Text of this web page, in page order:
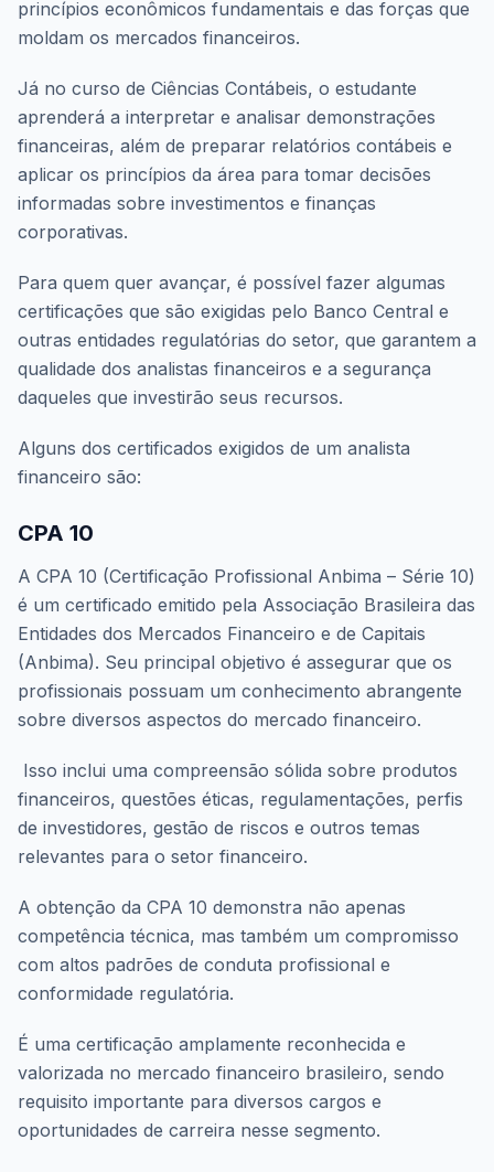
princípios econômicos fundamentais e das forças que
moldam os mercados financeiros.
Já no curso de Ciências Contábeis, o estudante
aprenderá a interpretar e analisar demonstrações
financeiras, além de preparar relatórios contábeis e
aplicar os princípios da área para tomar decisões
informadas sobre investimentos e finanças
corporativas.
Para quem quer avançar, é possível fazer algumas
certificações que são exigidas pelo Banco Central e
outras entidades regulatórias do setor, que garantem a
qualidade dos analistas financeiros e a segurança
daqueles que investirão seus recursos.
Alguns dos certificados exigidos de um analista
financeiro são:
CPA 10
A CPA 10 (Certificação Profissional Anbima – Série 10)
é um certificado emitido pela Associação Brasileira das
Entidades dos Mercados Financeiro e de Capitais
(Anbima). Seu principal objetivo é assegurar que os
profissionais possuam um conhecimento abrangente
sobre diversos aspectos do mercado financeiro.
Isso inclui uma compreensão sólida sobre produtos
financeiros, questões éticas, regulamentações, perfis
de investidores, gestão de riscos e outros temas
relevantes para o setor financeiro.
A obtenção da CPA 10 demonstra não apenas
competência técnica, mas também um compromisso
com altos padrões de conduta profissional e
conformidade regulatória.
É uma certificação amplamente reconhecida e
valorizada no mercado financeiro brasileiro, sendo
requisito importante para diversos cargos e
oportunidades de carreira nesse segmento.